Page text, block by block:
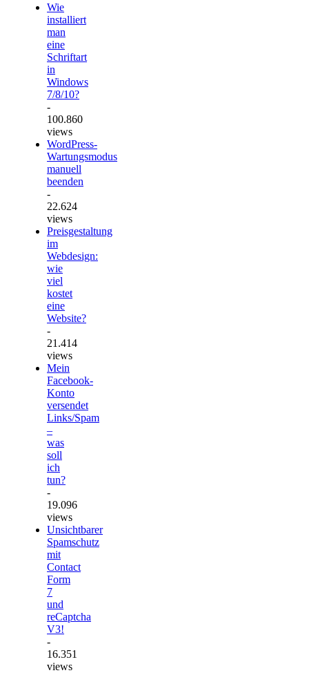
Wie
installiert
man
eine
Schriftart
in
Windows
7/8/10?
-
100.860
views
WordPress-
Wartungsmodus
manuell
beenden
-
22.624
views
Preisgestaltung
im
Webdesign:
wie
viel
kostet
eine
Website?
-
21.414
views
Mein
Facebook-
Konto
versendet
Links/Spam
–
was
soll
ich
tun?
-
19.096
views
Unsichtbarer
Spamschutz
mit
Contact
Form
7
und
reCaptcha
V3!
-
16.351
views